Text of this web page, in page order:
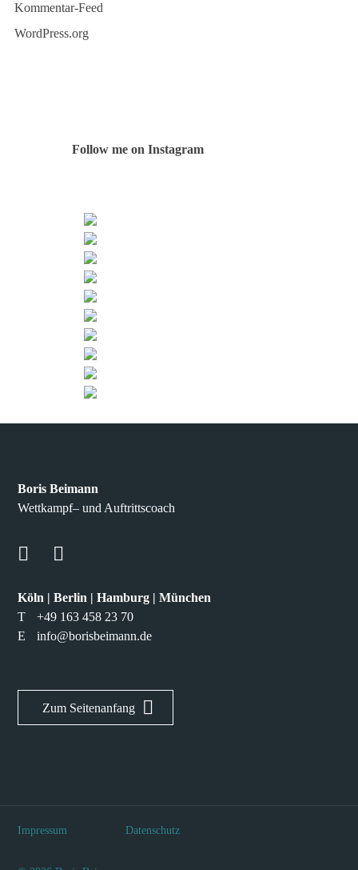
Kommentar-Feed
WordPress.org
Follow me on Instagram
Boris Beimann
Wettkampf– und Auftrittscoach
Köln | Berlin | Hamburg | München
T
+49 163 458 23 70
E
info@borisbeimann.de
Zum Seitenanfang
Impressum Datenschutz